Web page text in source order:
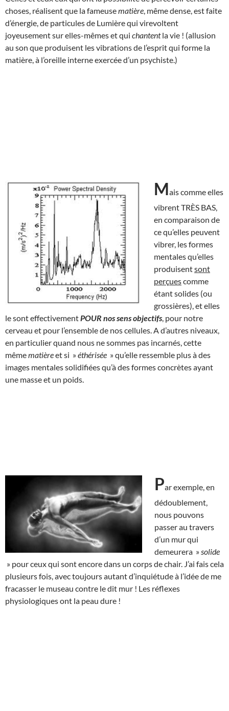
choses, réalisent que la fameusematière , même dense, est faite
d’énergie, de particules de Lumière qui virevoltent
joyeusement sur elles-mêmes et qui chantentla vie ! (allusion
au son que produisent les vibrations de l’esprit qui forme la
matière, à l’oreille interne exercée d’un psychiste.)
Mais comme elles
vibrent TRÈS BAS,
en comparaison de
ce qu’elles peuvent
vibrer, les formes
mentales qu’elles
produisentsont
perçuescomme
étant solides (ou
grossières), et elles
le sont effectivement POUR nos sens objectifs , pour notre
cerveau et pour l’ensemble de nos cellules. A d’autres niveaux,
en particulier quand nous ne sommes pas incarnés, cette
mêmematièreet si »éthérisée » qu’elle ressemble plus à des
images mentales solidifiées qu’à des formes concrètes ayant
une masse et un poids.
Par exemple, en
dédoublement,
nous pouvons
passer au travers
d’un mur qui
demeurera » solide
» pour ceux qui sont encore dans un corps de chair. J’ai fais cela
plusieurs fois, avec toujours autant d’inquiétude à l’idée de me
fracasser le museau contre le dit mur ! Les réflexes
physiologiques ont la peau dure !